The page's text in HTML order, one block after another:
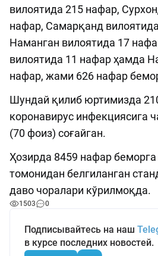
вилоятида 215 нафар,
нафар, Самарқанд
Наманган вилоятида 17
вилоятида 11 нафар ҳамда
нафар, жами 626 нафар
Шундай қилиб юртимизда
коронавирус инфекциясига
(70 фоиз) соғайган.
Ҳозирда 8459 нафар
томонидан белгиланган
даво чоралари кўрилмоқда.
1503 0
Подписывайтесь на наш
в курсе последних новостей.